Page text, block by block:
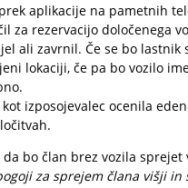
aplikacije na pametnih
za rezervacijo določenega
ali zavrnil. Če se bo lastnik
lokaciji, če pa bo vozilo
izposojevalec ocenila
bo član brez vozila sprejet
za sprejem člana višji